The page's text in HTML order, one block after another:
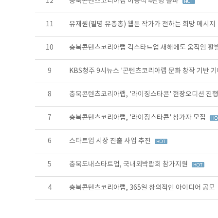
11 유재원(필명 유총총) 웹툰 작가가 전하는 희망 메시지
10 충북콘텐츠코리아랩 킥스타트업 새해에도 움직임 활
9 KBS청주 9시뉴스 '콘텐츠코리아랩 문화 창작 기반
8 충북콘텐츠코리아랩, '라이징스타콘' 현장오디션 진행
7 충북콘텐츠코리아랩, '라이징스타콘' 참가자 모집
6 스타트업 시장 진출 사업 추진
5 충북도내스타트업, 국내외박람회 참가지원
4 충북콘텐츠코리아랩, 365일 창의적인 아이디어 공모